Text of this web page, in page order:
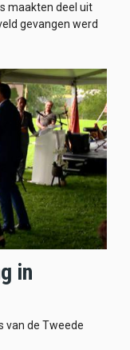
maakten deel uit
gevangen werd
in
van de Tweede